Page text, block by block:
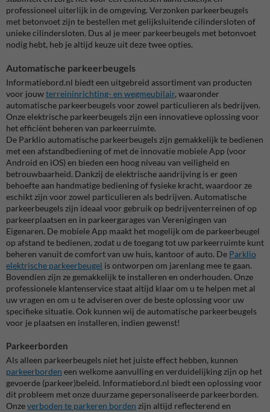
professioneel uiterlijk in de omgeving. Verzonken parkeerbeugels
met betonvoet zijn te bestellen met gelijksluitende cilindersloten of
unieke cilindersloten. Dus al je meer parkeerbeugels met betonvoet
nodig hebt, heb je altijd keuze uit deze twee opties.
Automatische parkeerbeugels
Informatiebord.nl biedt een uitgebreid assortiment van producten
voor jouwterreininrichting- en wegmeubilair, waaronder
automatische parkeerbeugels voor zowel particulieren als bedrijven.
Onze elektrische parkeerbeugels zijn een innovatieve oplossing voor
het efficiënt beheren van parkeerruimte.
De Parklio automatische parkeerbeugels zijn gemakkelijk te bedienen
met een afstandbediening of met de innovatie mobiele App (voor
Android en iOS) en bieden een hoog niveau van veiligheid en
betrouwbaarheid. Dankzij de elektrische aandrijving is er geen
behoefte aan handmatige bediening of fysieke kracht, waardoor ze
eschikt zijn voor zowel particulieren als bedrijven. Automatische
parkeerbeugels zijn ideaal voor gebruik op bedrijventerreinen of op
parkeerplaatsen en in parkeergarages van Verenigingen van
Eigenaren. De mobiele App maakt het mogelijk om de parkeerbeugel
op afstand te bedienen, zodat u de toegang tot uw parkeerruimte kunt
beheren vanuit de comfort van uw huis, kantoor of auto. De Parklio
elektrische parkeerbeugel is ontworpen om jarenlang mee te gaan.
Bovendien zijn ze gemakkelijk te installeren en onderhouden. Onze
professionele klantenservice staat altijd klaar om u te helpen met al
uw vragen en om u te adviseren over de beste oplossing voor uw
specifieke situatie. Ook kunnen wij de automatische parkeerbeugels
voor je plaatsen en installeren, indien gewenst!
Parkeerborden
Als alleen parkeerbeugels niet het juiste effect hebben, kunnen
parkeerborden een welkome aanvulling en verduidelijking zijn op het
gevoerde (parkeer)beleid. Informatiebord.nl biedt een oplossing voor
dit probleem met onze duurzame gepersonaliseerde parkeerborden.
Onzeverboden te parkeren borden zijn altijd reflecterend en